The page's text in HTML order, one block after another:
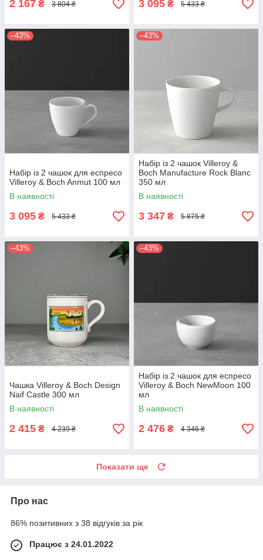
2 167 ₴ 3 804 ₴ 3 095 ₴ 5 433 ₴
–43%
Набір із 2 чашок для еспресо
Villeroy & Boch Anmut 100 мл
В наявності
3 095 ₴ 5 433 ₴
–43%
Набір із 2 чашок Villeroy &
Boch Manufacture Rock Blanc
350 мл
В наявності
3 347 ₴ 5 875 ₴
–43%
Чашка Villeroy & Boch Design
Naif Castle 300 мл
В наявності
2 415 ₴ 4 239 ₴
–43%
Набір із 2 чашок для еспресо
Villeroy & Boch NewMoon 100
мл
В наявності
2 476 ₴ 4 346 ₴
Показати ще
Про нас
86% позитивних з 38 відгуків за рік
Працює з 24.01.2022